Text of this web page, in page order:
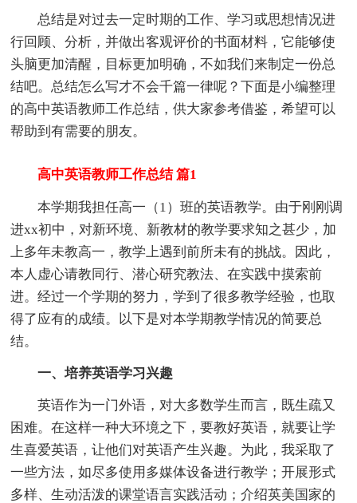
总结是对过去一定时期的工作、学习或思想情况进
行回顾、分析，并做出客观评价的书面材料，它能够使
头脑更加清醒，目标更加明确，不如我们来制定一份总
结吧。总结怎么写才不会千篇一律呢？下面是小编整理
的高中英语教师工作总结，供大家参考借鉴，希望可以
帮助到有需要的朋友。
高中英语教师工作总结 篇1
本学期我担任高一（1）班的英语教学。由于刚刚调
进xx初中，对新环境、新教材的教学要求知之甚少，加
上多年未教高一，教学上遇到前所未有的挑战。因此，
本人虚心请教同行、潜心研究教法、在实践中摸索前
进。经过一个学期的努力，学到了很多教学经验，也取
得了应有的成绩。以下是对本学期教学情况的简要总
结。
一、培养英语学习兴趣
英语作为一门外语，对大多数学生而言，既生疏又
困难。在这样一种大环境之下，要教好英语，就要让学
生喜爱英语，让他们对英语产生兴趣。为此，我采取了
一些方法，如尽多使用多媒体设备进行教学；开展形式
多样、生动活泼的课堂语言实践活动；介绍英美国家的